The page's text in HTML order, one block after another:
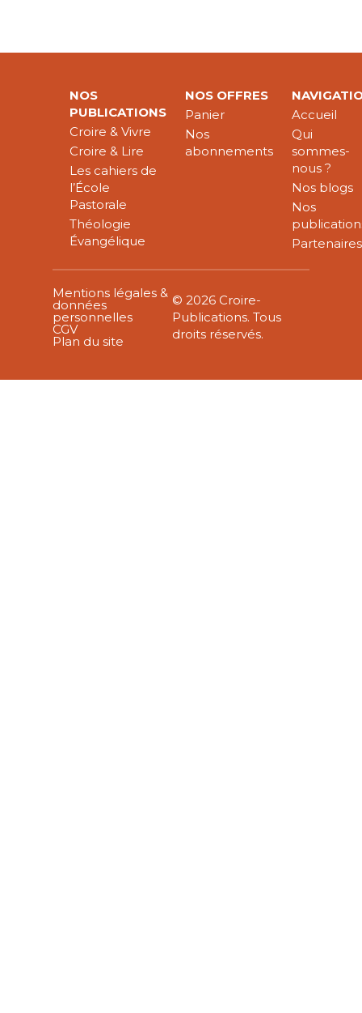
NOS
PUBLICATIONS
Croire & Vivre
Croire & Lire
Les cahiers de
l’École
Pastorale
Théologie
Évangélique
NOS OFFRES
Panier
Nos
abonnements
Accueil
Qui
sommes-
nous ?
Nos blogs
Nos
Partenaires
Mentions légales &
données
personnelles
CGV
Plan du site
© 2026 Croire-
Publications. Tous
droits réservés.